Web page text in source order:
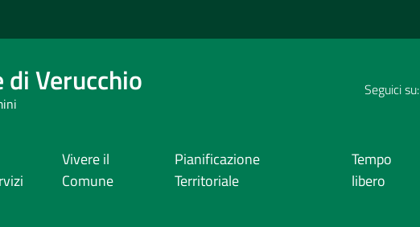
di Verucchio Seguici su:
Vivere il
Comune
Pianificazione
Territoriale
Tempo
libero